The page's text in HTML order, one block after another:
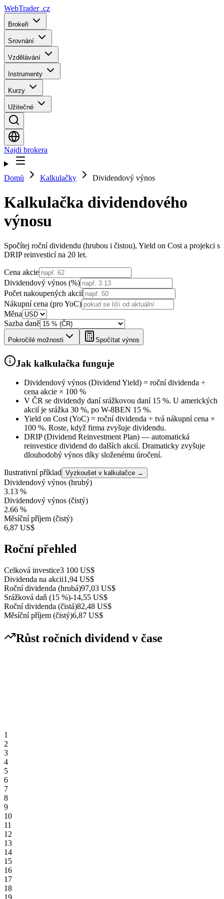
WebTrader .cz
Brokeři
Srovnání
Vzdělávání
Instrumenty
Kurzy
Užitečné
Najdi brokera
Domů Kalkulačky Dividendový výnos
Kalkulačka dividendového
výnosu
Spočítej roční dividendu (hrubou i čistou), Yield on Cost a projekci s
DRIP reinvesticí na 20 let.
Cena akcie
Dividendový výnos (%)
Počet nakoupených akcií
Nákupní cena (pro YoC)
Měna
Sazba daně
Pokročilé možnosti Spočítat výnos
Jak kalkulačka funguje
Dividendový výnos (Dividend Yield) = roční dividenda ÷
cena akcie × 100 %
V ČR se dividendy daní srážkovou daní 15 %. U amerických
akcií je srážka 30 %, po W-8BEN 15 %.
Yield on Cost (YoC) = roční dividenda ÷ tvá nákupní cena ×
100 %. Roste, když firma zvyšuje dividendu.
DRIP (Dividend Reinvestment Plan) — automatická
reinvestice dividend do dalších akcií. Dramaticky zvyšuje
dlouhodobý výnos díky složenému úročení.
Ilustrativní příklad Vyzkoušet v kalkulačce →
Dividendový výnos (hrubý)
3.13 %
Dividendový výnos (čistý)
2.66 %
Měsíční příjem (čistý)
6,87 US$
Roční přehled
Celková investice3 100 US$
Dividenda na akcii1,94 US$
Roční dividenda (hrubá)97,03 US$
Srážková daň (15 %)-14,55 US$
Roční dividenda (čistá)82,48 US$
Měsíční příjem (čistý)6,87 US$
Růst ročních dividend v čase
1
2
3
4
5
6
7
8
9
10
11
12
13
14
15
16
17
18
19